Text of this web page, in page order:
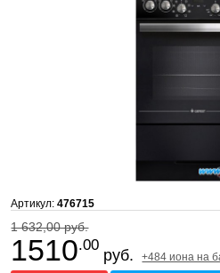
Артикул:476715
1 632,00 руб.
1510.00
руб. +484 иона на